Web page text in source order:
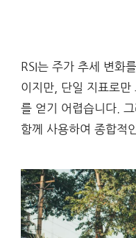
RSI는 주가 추세 변화
이지만, 단일 지표로만
를 얻기 어렵습니다.
함께 사용하여 종합적